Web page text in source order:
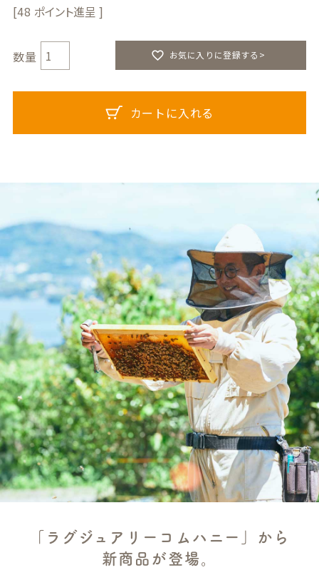
48
お気に入りに登録する>
カートに入れる
「ラグジュアリーコムハニー」から
新商品が登場。